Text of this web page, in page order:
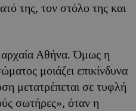
της, τον στόλο της και
αρχαία Αθήνα. Όμως η
μοιάζει επικίνδυνα
μετατρέπεται σε τυφλή
σωτήρες», όταν η